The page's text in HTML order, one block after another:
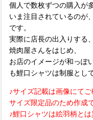
個人で数枚ずつの購入が
いま注目されているのが
です。
実際に店長の出入りする
焼肉屋さんをはじめ、
お店のイメージが和っぽ
も鯉口シャツは制服とし
♪サイズ記載は画像にて
サイズ限定品のため作成
♪鯉口シャツは絵羽柄と